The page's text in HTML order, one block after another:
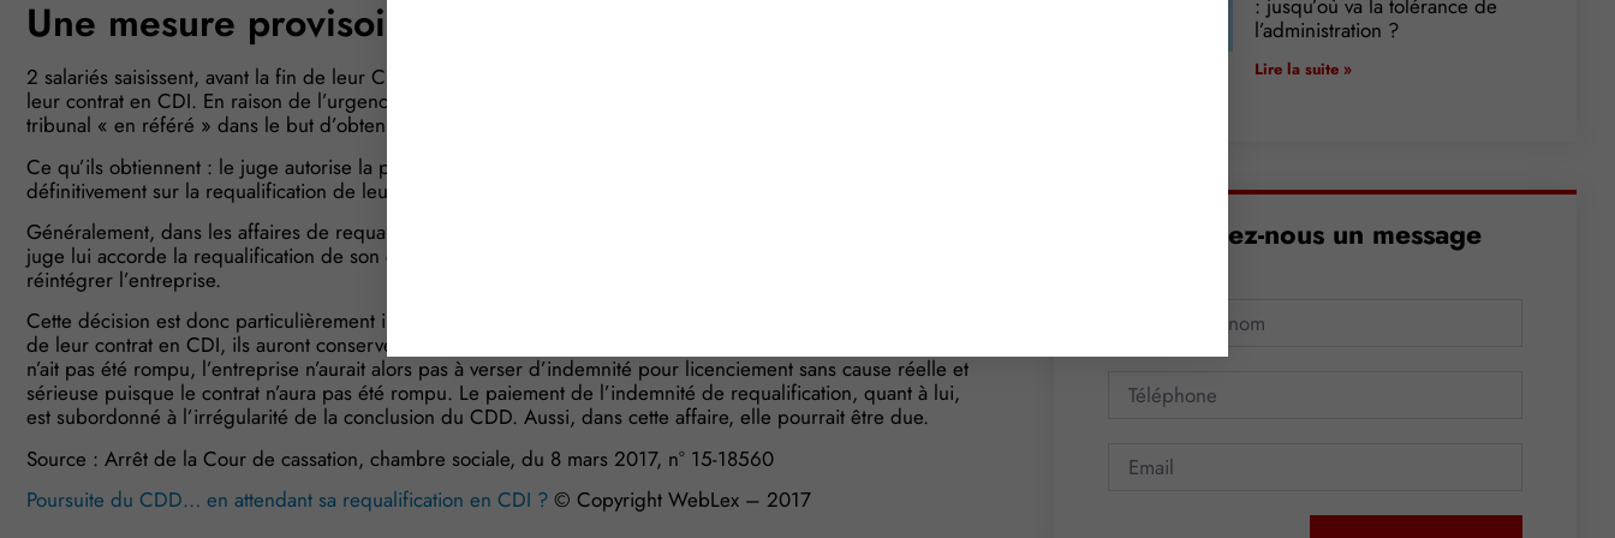
Une mesure provisoire prononcée par le juge
2 salariés saisissent, avant la fin de leur CDD, le Conseil des prud’hommes pour obtenir la requalification de
leur contrat en CDI. En raison de l’urgence que représente la fin de leur contrat de travail, ils saisissent le
tribunal « en référé » dans le but d’obtenir provisoirement la poursuite de leur CDD.
Ce qu’ils obtiennent : le juge autorise la poursuite de leur contrat jusqu’à ce que le tribunal se prononce
définitivement sur la requalification de leur CDD en CDI.
Généralement, dans les affaires de requalification de CDD, le salarié a quitté l’entreprise au moment où le
juge lui accorde la requalification de son contrat. De ce fait, il ne fait plus partie des effectifs et ne pourra plus
réintégrer l’entreprise.
Cette décision est donc particulièrement importante car si les salariés concernés obtiennent la requalification
de leur contrat en CDI, ils auront conservé leur emploi au sein de l’entreprise. Et, à supposer que le contrat
n’ait pas été rompu, l’entreprise n’aurait alors pas à verser d’indemnité pour licenciement sans cause réelle et
sérieuse puisque le contrat n’aura pas été rompu. Le paiement de l’indemnité de requalification, quant à lui,
est subordonné à l’irrégularité de la conclusion du CDD. Aussi, dans cette affaire, elle pourrait être due.
Source : Arrêt de la Cour de cassation, chambre sociale, du 8 mars 2017, n° 15-18560
Poursuite du CDD… en attendant sa requalification en CDI ? © Copyright WebLex – 2017
: jusqu’où va la tolérance de
l’administration ?
Lire la suite »
Envoyez-nous un message